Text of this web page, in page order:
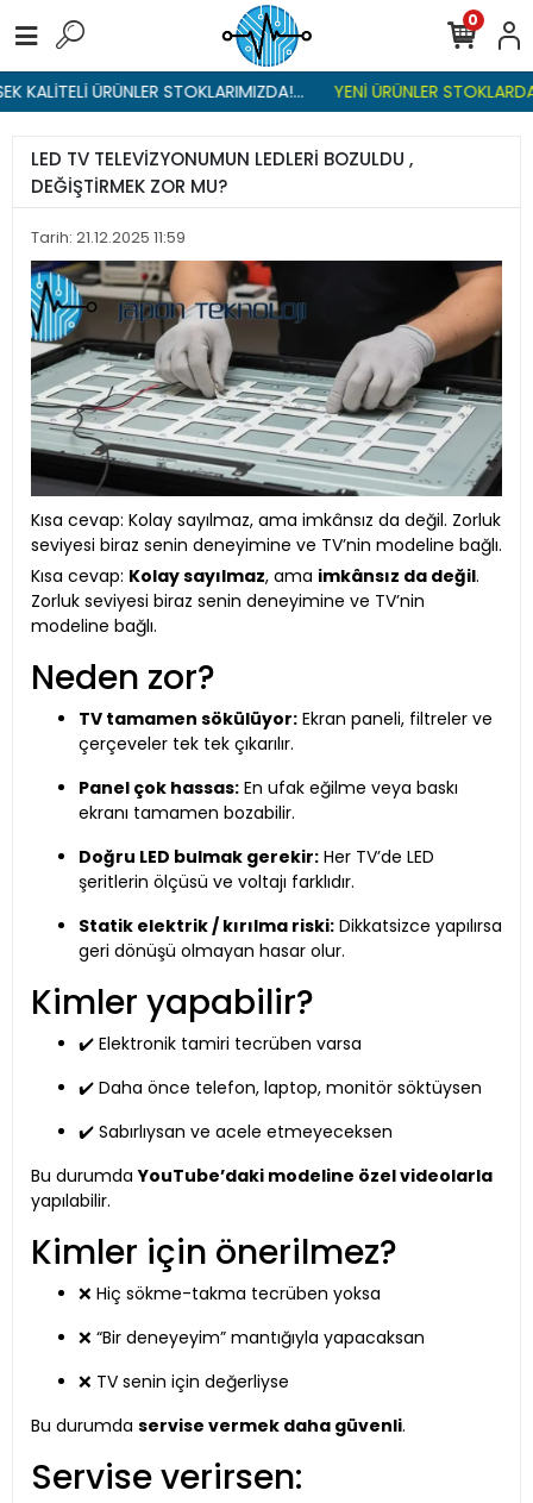
KALİTELİ ÜRÜNLER STOKLARIMIZDA!... YENİ ÜRÜNLER
0
LED TV TELEVİZYONUMUN LEDLERİ BOZULDU ,
DEĞİŞTİRMEK ZOR MU?
Tarih: 21.12.2025 11:59
Kısa cevap: Kolay sayılmaz, ama imkânsız da değil. Zorluk
seviyesi biraz senin deneyimine ve TV’nin modeline bağlı.
Kısa cevap: Kolay sayılmaz, ama imkânsız da değil.
Zorluk seviyesi biraz senin deneyimine ve TV’nin
modeline bağlı.
Neden zor?
TV tamamen sökülüyor: Ekran paneli, filtreler ve
çerçeveler tek tek çıkarılır.
Panel çok hassas: En ufak eğilme veya baskı
ekranı tamamen bozabilir.
Doğru LED bulmak gerekir: Her TV’de LED
şeritlerin ölçüsü ve voltajı farklıdır.
Statik elektrik / kırılma riski: Dikkatsizce yapılırsa
geri dönüşü olmayan hasar olur.
Kimler yapabilir?
✔️ Elektronik tamiri tecrüben varsa
✔️ Daha önce telefon, laptop, monitör söktüysen
✔️ Sabırlıysan ve acele etmeyeceksen
Bu durumdaYouTube’daki modeline özel videolarla
yapılabilir.
Kimler için önerilmez?
❌ Hiç sökme-takma tecrüben yoksa
❌ “Bir deneyeyim” mantığıyla yapacaksan
❌ TV senin için değerliyse
Bu durumda servise vermek daha güvenli.
Servise verirsen: